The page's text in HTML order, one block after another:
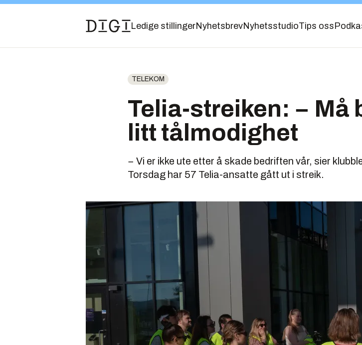
Ledige stillingerNyhetsbrevNyhetsstudioTips oss
TELEKOM
Telia-streiken: − Må
litt tålmodighet
− Vi er ikke ute etter å skade bedriften vår, sier
Torsdag har 57 Telia-ansatte gått ut i streik.